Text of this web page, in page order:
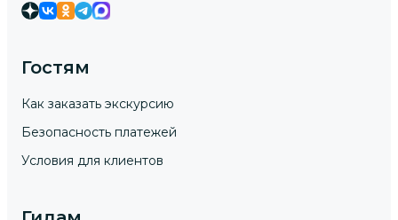
Гостям
Как заказать экскурсию
Безопасность платежей
Условия для клиентов